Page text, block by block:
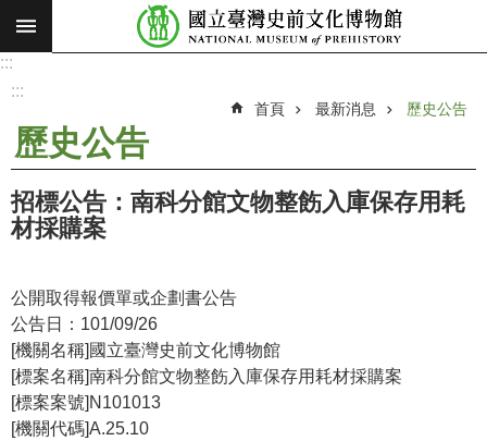
跳到主要內容區塊
搜
願
使
命
新
消
息
參
觀
:::
:::
首頁 最新消息 歷史公告
歷史公告
招標公告：南科分館文物整飭入庫保存用耗
材採購案
公開取得報價單或企劃書公告
公告日：101/09/26
[機關名稱]國立臺灣史前文化博物館
[標案名稱]南科分館文物整飭入庫保存用耗材採購案
[標案案號]N101013
[機關代碼]A.25.10